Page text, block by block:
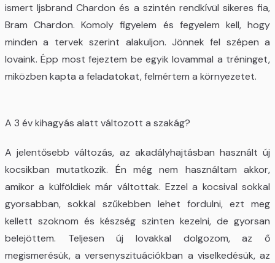
ismert Ijsbrand Chardon és a szintén rendkívül sikeres fia,
Bram Chardon. Komoly figyelem és fegyelem kell, hogy
minden a tervek szerint alakuljon. Jönnek fel szépen a
lovaink. Épp most fejeztem be egyik lovammal a tréninget,
miközben kapta a feladatokat, felmértem a környezetet.
A 3 év kihagyás alatt változott a szakág?
A jelentősebb változás, az akadályhajtásban használt új
kocsikban mutatkozik. Én még nem használtam akkor,
amikor a külföldiek már váltottak. Ezzel a kocsival sokkal
gyorsabban, sokkal szűkebben lehet fordulni, ezt meg
kellett szoknom és készség szinten kezelni, de gyorsan
belejöttem. Teljesen új lovakkal dolgozom, az ő
megismerésük, a versenyszituációkban a viselkedésük, az